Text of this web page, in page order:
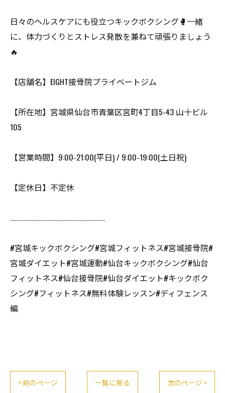
日々のヘルスケアにも役立つキックボクシング🥊一緒
に、体力づくりとストレス発散を兼ねて頑張りましょう
🔥
【店舗名】EIGHT接骨院プライベートジム
【所在地】宮城県仙台市青葉区宮町4丁目5-43 山十ビル
105
【営業時間】9:00-21:00(平日) / 9:00-19:00(土日祝)
【定休日】不定休
………………………………………………………
#宮城キックボクシング#宮城フィットネス#宮城接骨院#
宮城ダイエット#宮城運動#仙台キックボクシング#仙台
フィットネス#仙台接骨院#仙台ダイエット#キックボク
シング#フィットネス#無料体験レッスン#ディフェンス
編
< 前のページ 一覧に戻る 次のページ >